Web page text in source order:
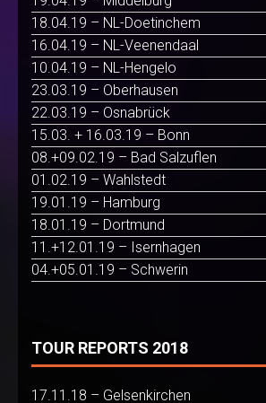
18.04.19 – NL-Doetinchem
16.04.19 – NL-Veenendaal
10.04.19 – NL-Hengelo
23.03.19 – Oberhausen
22.03.19 – Osnabrück
15.03. + 16.03.19 – Bonn
08.+09.02.19 – Bad Salzuflen
01.02.19 – Wahlstedt
19.01.19 – Hamburg
18.01.19 – Dortmund
11.+12.01.19 – Isernhagen
04.+05.01.19 – Schwerin
TOUR REPORTS 2018
17.11.18 – Gelsenkirchen